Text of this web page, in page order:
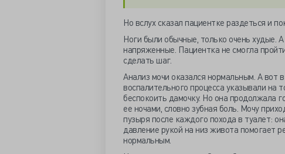
Но вслух сказал пациентке раздеться и
Ноги были обычные, только очень
напряженные. Пациентка не смогла
сделать шаг.
Анализ мочи оказался нормальным. А вот
воспалительного процесса указывали на
беспокоить дамочку. Но она продолжала
ее ночами, словно зубная боль. Мочу
пузыря после каждого похода в туалет:
давление рукой на низ живота помогает
нормальным.